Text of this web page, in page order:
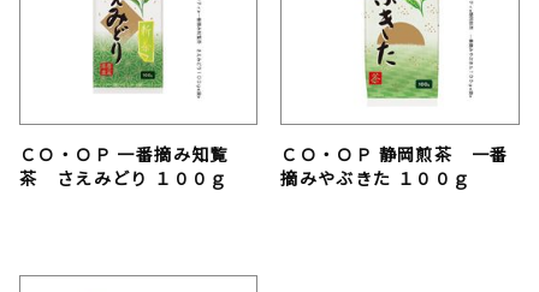
ＣＯ・ＯＰ 一番摘み知覧
茶 さえみどり １００ｇ
ＣＯ・ＯＰ 静岡煎茶 一番
摘みやぶきた １００ｇ